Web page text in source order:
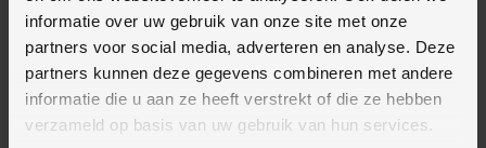
informatie over uw gebruik van onze site met onze
partners voor social media, adverteren en analyse. Deze
partners kunnen deze gegevens combineren met andere
informatie die u aan ze heeft verstrekt of die ze hebben
verzameld op basis van uw gebruik van hun services.
BETAALMETHODES
JE KUNT BIJ ONS BETALEN MET: